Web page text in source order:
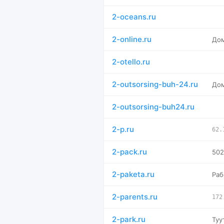
2-oceans.ru
2-online.ru
2-otello.ru
2-outsorsing-buh-24.ru
2-outsorsing-buh24.ru
2-p.ru
2-pack.ru
2-paketa.ru
2-parents.ru
2-park.ru